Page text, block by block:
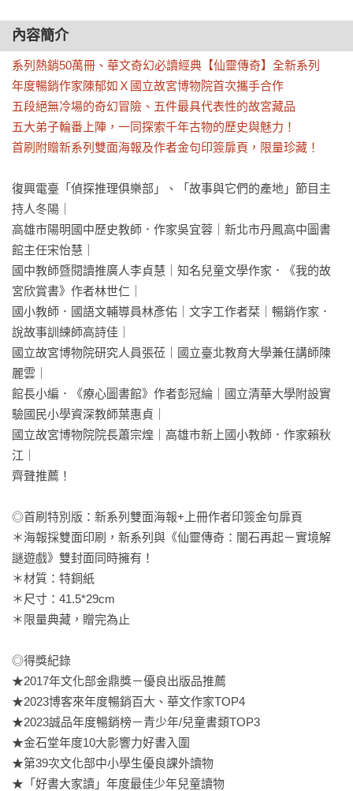
內容簡介
系列熱銷50萬冊、華文奇幻必讀經典【仙靈傳奇】全新系列
年度暢銷作家陳郁如Ｘ國立故宮博物院首次攜手合作
五段絕無冷場的奇幻冒險、五件最具代表性的故宮藏品
五大弟子輪番上陣，一同探索千年古物的歷史與魅力！
首刷附贈新系列雙面海報及作者金句印簽扉頁，限量珍藏！
復興電臺「偵探推理俱樂部」、「故事與它們的產地」節目主
持人冬陽｜
高雄市陽明國中歷史教師．作家吳宜蓉｜新北市丹鳳高中圖書
館主任宋怡慧｜
國中教師暨閱讀推廣人李貞慧｜知名兒童文學作家．《我的故
宮欣賞書》作者林世仁｜
國小教師．國語文輔導員林彥佑｜文字工作者栞｜暢銷作家．
說故事訓練師高詩佳｜
國立故宮博物院研究人員張莅｜國立臺北教育大學兼任講師陳
麗雲｜
館長小編．《療心圖書館》作者彭冠綸｜國立清華大學附設實
驗國民小學資深教師葉惠貞｜
國立故宮博物院院長蕭宗煌｜高雄市新上國小教師．作家賴秋
江｜
齊聲推薦！
◎首刷特別版：新系列雙面海報+上冊作者印簽金句扉頁
＊海報採雙面印刷，新系列與《仙靈傳奇：闇石再起－實境解
謎遊戲》雙封面同時擁有！
＊材質：特銅紙
＊尺寸：41.5*29cm
＊限量典藏，贈完為止
◎得獎紀錄
★2017年文化部金鼎獎－優良出版品推薦
★2023博客來年度暢銷百大、華文作家TOP4
★2023誠品年度暢銷榜－青少年/兒童書類TOP3
★金石堂年度10大影響力好書入圍
★第39次文化部中小學生優良課外讀物
★「好書大家讀」年度最佳少年兒童讀物